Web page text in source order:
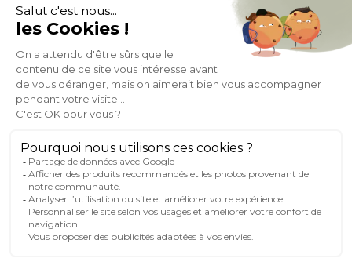
À PROPOS DE MILIBOO
AIDE & CONTACT